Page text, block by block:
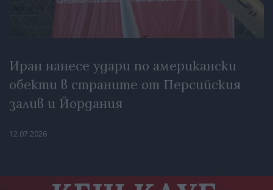
Иран нанесе удари по американски
обекти в страните от Персийския
залив и Йордания
12.07.2026